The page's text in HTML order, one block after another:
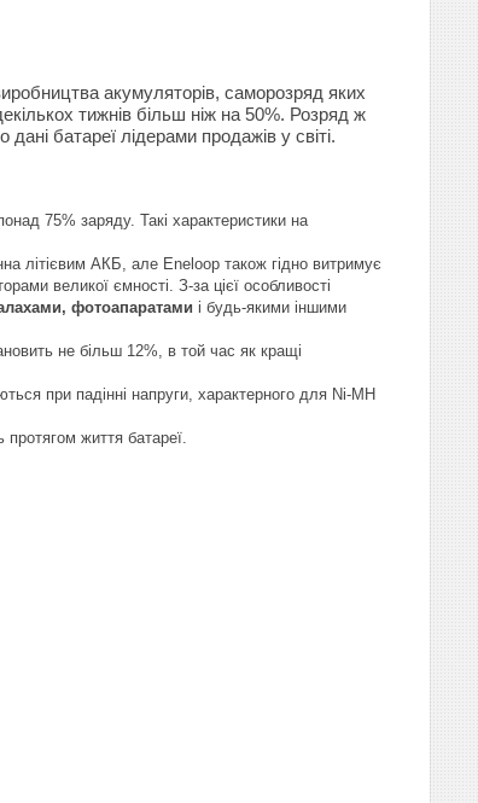
акумуляторів, саморозряд яких
тижнів більш ніж на 50%. Розряд ж
батареї лідерами продажів у світі.
75% заряду. Такі характеристики на
літієвим АКБ, але Eneloop також гідно витримує
великої ємності. З-за цієї особливості
фотоапаратами і будь-якими іншими
не більш 12%, в той час як кращі
при падінні напруги, характерного для Ni-MH
протягом життя батареї.